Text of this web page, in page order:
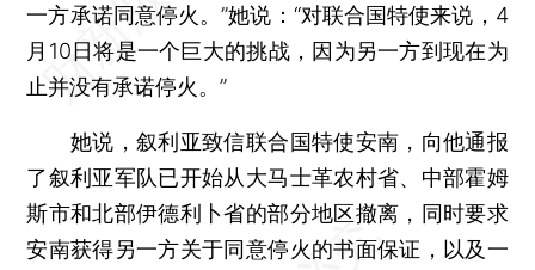
一方承诺同意停火。”她说：“对联合国特使来说，4
月10日将是一个巨大的挑战，因为另一方到现在为
止并没有承诺停火。”
她说，叙利亚致信联合国特使安南，向他通报
了叙利亚军队已开始从大马士革农村省、中部霍姆
斯市和北部伊德利卜省的部分地区撤离，同时要求
安南获得另一方关于同意停火的书面保证，以及一